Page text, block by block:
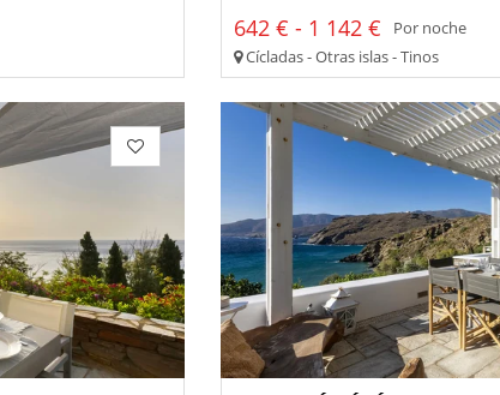
642 € - 1 142 €
Por noche
Cícladas - Otras islas - Tinos